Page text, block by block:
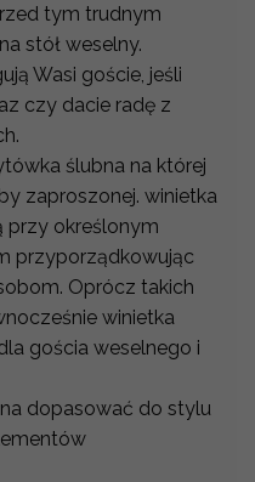
tym trudnym
stół weselny.
Wasi goście, jeśli
czy dacie radę z
ślubna na której
zaproszonej. winietka
przy określonym
przyporządkowując
Oprócz takich
winietka
gościa weselnego i
dopasować do stylu